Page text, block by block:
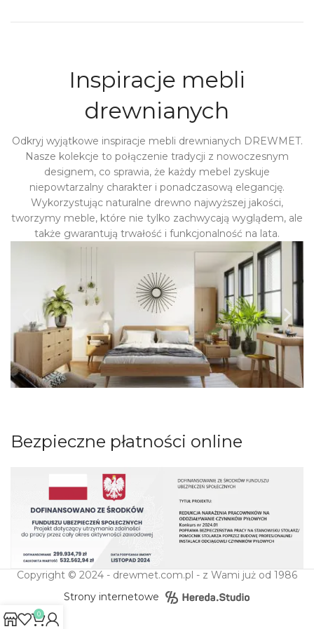
Rhoncus quisque sollicitudin
Inspiracje mebli
drewnianych
Odkryj wyjątkowe inspiracje mebli drewnianych DREWMET.
Nasze kolekcje to połączenie tradycji z nowoczesnym
designem, co sprawia, że każdy mebel zyskuje
niepowtarzalny charakter i ponadczasową elegancję.
Wykorzystując naturalne drewno najwyższej jakości,
tworzymy meble, które nie tylko zachwycają wyglądem, ale
także gwarantują trwałość i funkcjonalność na lata.
Bezpieczne płatności online
Copyright © 2024 - drewmet.com.pl - z Wami już od 1986
Strony internetowe
0